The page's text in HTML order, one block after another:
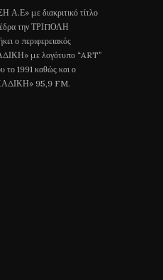
με διακριτικό τίτλο
την ΤΡΙΠΟΛΗ
ο περιφερειακός
με λογότυπο “ART”
το 1991 καθώς και ο
95,9 FM.